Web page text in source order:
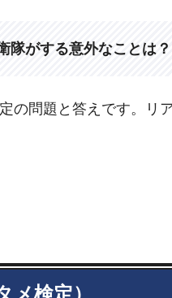
隊がする意外なことは？
の問題と答えです。リ